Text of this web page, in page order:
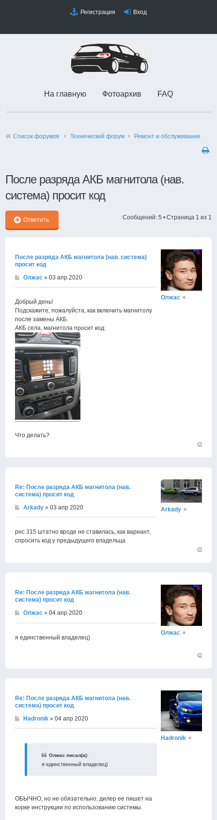
Регистрация Вход
На главную Фотоархив FAQ
Список форумов Технический форyм Ремонт и обслуживание
После разряда АКБ магнитола (нав.
система) просит код
Ответить Сообщений: 5 • Страница 1 из 1
После разряда АКБ магнитола (нав. система)
просит код
Олжас » 03 апр 2020
Добрый день!
Подскажите, пожалуйста, как включить магнитолу
после замены АКБ.
АКБ села, магнитола просит код:
Что делать?
Олжас
Re: После разряда АКБ магнитола (нав.
система) просит код
Arkady » 03 апр 2020
рнс 315 штатно вроде не ставилась, как вариант,
спросить код у предыдущего владельца
Arkady
Re: После разряда АКБ магнитола (нав.
система) просит код
Олжас » 04 апр 2020
я единственный владелец)
Олжас
Re: После разряда АКБ магнитола (нав.
система) просит код
Hadronik » 04 апр 2020
Олжас писал(а):
я единственный владелец)
ОБЫЧНО, но не обязательно, дилер ее пишет на
корке инструкции по использованию системы.
Hadronik